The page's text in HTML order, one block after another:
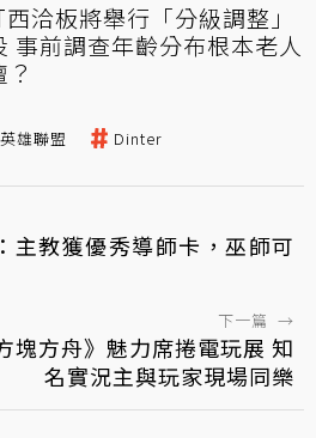
洽板將舉行「分級調整」
事前調查年齡分布根本老人
英雄聯盟 Dinter
主教獲優秀導師卡，巫師可
下一篇 →
塊方舟》魅力席捲電玩展 知
名實況主與玩家現場同樂